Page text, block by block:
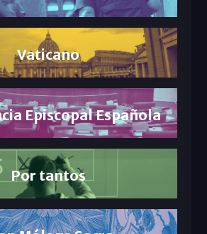
Vaticano
Episcopal Española
Por tantos